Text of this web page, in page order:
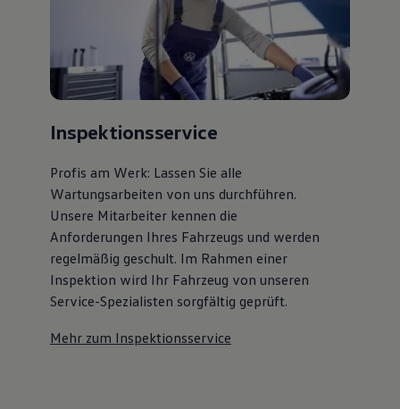
Inspektionsservice
Profis am Werk: Lassen Sie alle
Wartungsarbeiten von uns durchführen.
Unsere Mitarbeiter kennen die
Anforderungen Ihres Fahrzeugs und werden
regelmäßig geschult. Im Rahmen einer
Inspektion wird Ihr Fahrzeug von unseren
Service-Spezialisten sorgfältig geprüft.
Mehr zum Inspektionsservice